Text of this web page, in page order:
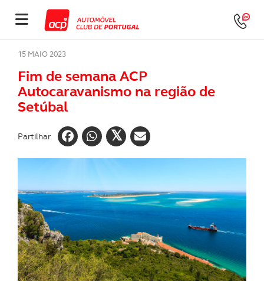
15 MAIO 2023
Fim de semana ACP
Autocaravanismo na região de
Setúbal
Partilhar